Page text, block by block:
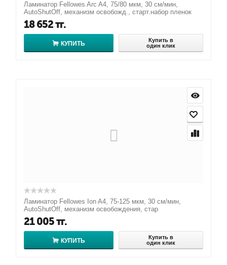
Ламинатор Fellowes Arc A4, 75/80 мкм, 30 см/мин,
AutoShutOff, механизм освобожд., старт.набор пленок
18 652тг.
КУПИТЬ
Купить в
один клик
Ламинатор Fellowes Ion A4, 75-125 мкм, 30 см/мин,
AutoShutOff, механизм освобождения, стар
21 005тг.
КУПИТЬ
Купить в
один клик